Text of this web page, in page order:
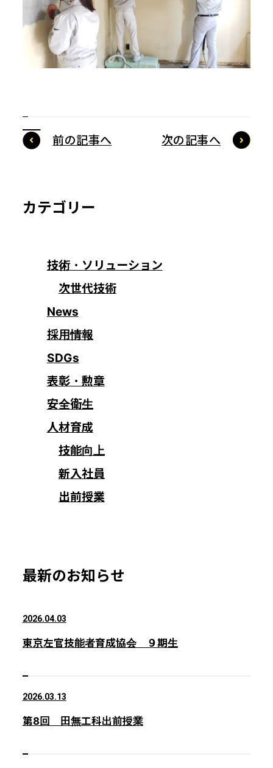
前の記事へ 次の記事へ
カテゴリー
技術・ソリューション
次世代技術
News
採用情報
SDGs
表彰・勲章
安全衛生
人材育成
技能向上
新入社員
出前授業
最新のお知らせ
東京左官技能者育成協会 ９期生
2026.04.03
第8回 田無工科出前授業
2026.03.13